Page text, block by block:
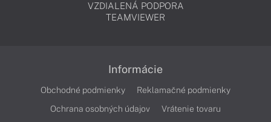
VZDIALENÁ PODPORA
TEAMVIEWER
Informácie
Obchodné podmienky
Reklamačné podmienky
Ochrana osobných údajov
Vrátenie tovaru